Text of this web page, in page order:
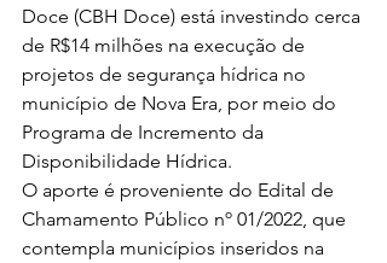
Doce (CBH Doce) está investindo cerca
de R$14 milhões na execução de
projetos de segurança hídrica no
município de Nova Era, por meio do
Programa de Incremento da
Disponibilidade Hídrica.
O aporte é proveniente do Edital de
Chamamento Público nº 01/2022, que
contempla municípios inseridos na